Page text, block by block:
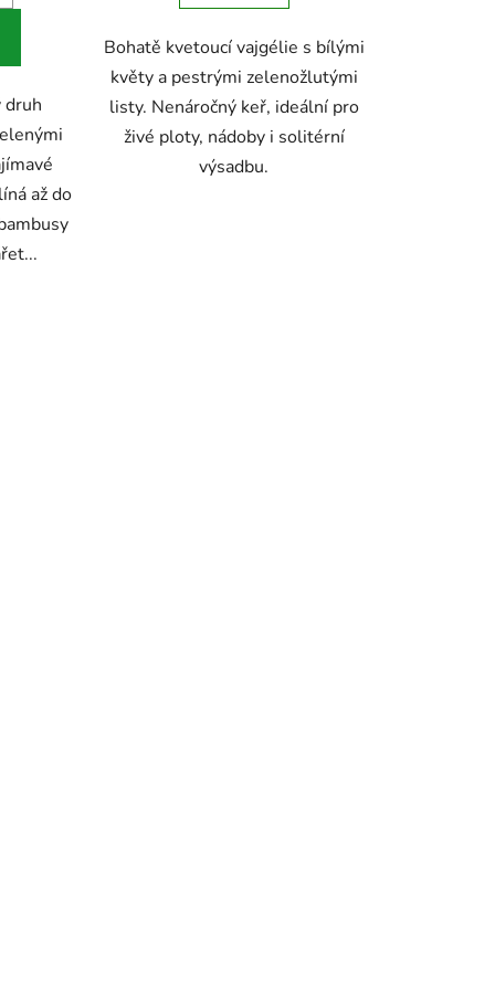
druh
až do
Bohatě kvetoucí vajgélie s bílými
květy a pestrými zelenožlutými
listy. Nenáročný keř, ideální pro
živé ploty, nádoby i solitérní
výsadbu.